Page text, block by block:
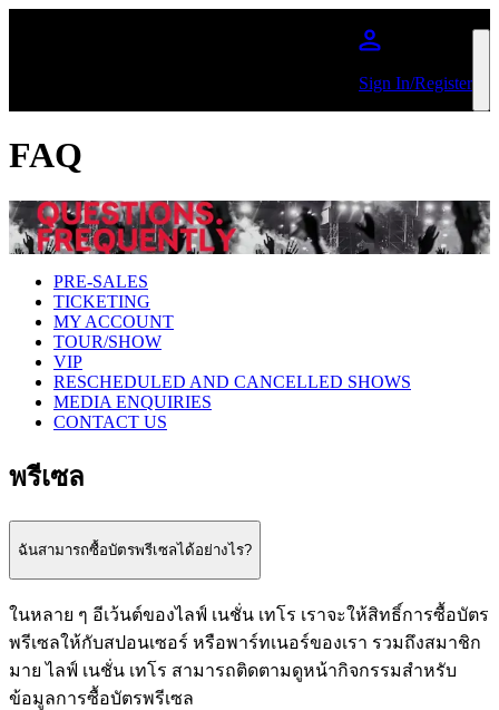
Sign In/Register
FAQ
PRE-SALES
TICKETING
MY ACCOUNT
TOUR/SHOW
VIP
RESCHEDULED AND CANCELLED SHOWS
MEDIA ENQUIRIES
CONTACT US
พรีเซล
ฉันสามารถซื้อบัตรพรีเซลได้อย่างไร?
ในหลาย ๆ อีเว้นต์ของไลฟ์ เนชั่น เทโร เราจะให้สิทธิ์การซื้อบัตร
พรีเซลให้กับสปอนเซอร์ หรือพาร์ทเนอร์ของเรา รวมถึงสมาชิก
มาย ไลฟ์ เนชั่น เทโร สามารถติดตามดูหน้ากิจกรรมสำหรับ
ข้อมูลการซื้อบัตรพรีเซล